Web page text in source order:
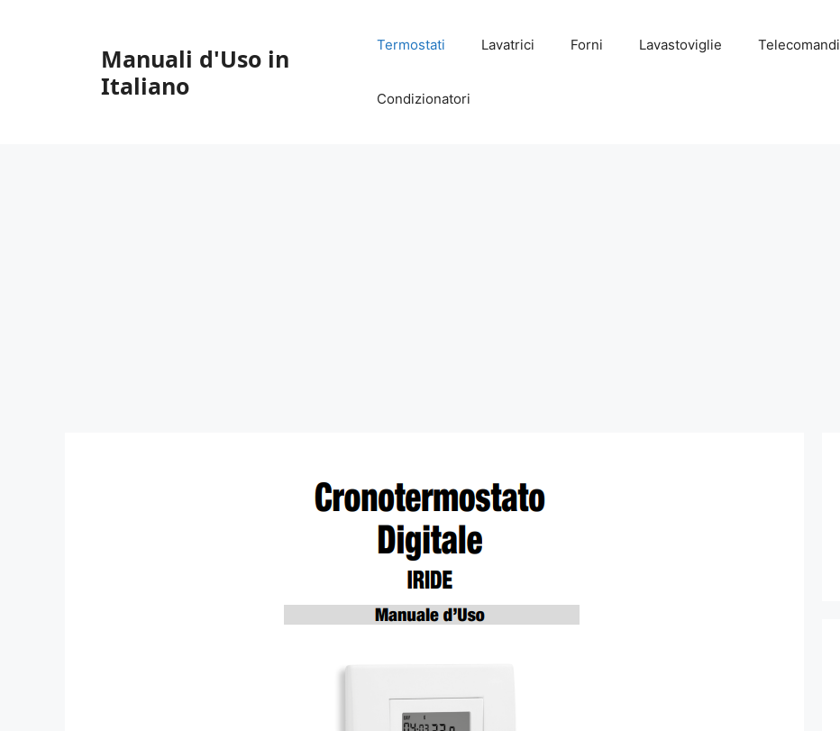
Manuali d'Uso in
Italiano
Termostati Lavatrici Forni Lavastoviglie Telecomandi
Condizionatori